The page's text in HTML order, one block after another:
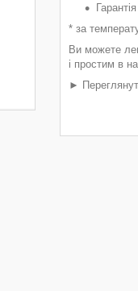
* за
Ви можете
і простим в
►